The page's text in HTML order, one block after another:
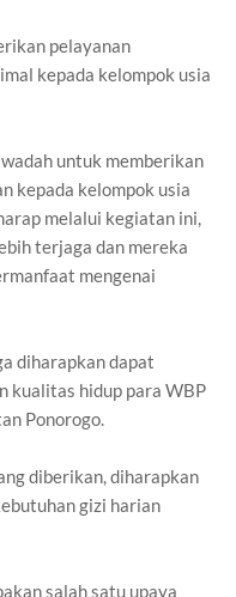
pelayanan
kepada kelompok usia
untuk memberikan
kepada kelompok usia
melalui kegiatan ini,
terjaga dan mereka
mengenai
diharapkan dapat
kualitas hidup para WBP
Ponorogo.
diberikan, diharapkan
gizi harian
salah satu upaya